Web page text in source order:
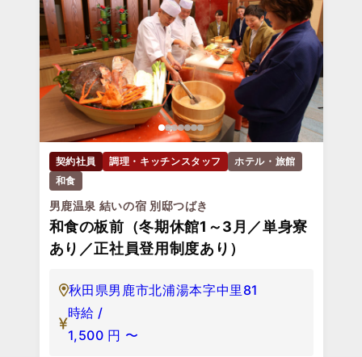
契約社員 調理・キッチンスタッフ
ホテル・旅館
和食
男鹿温泉 結いの宿 別邸つばき
和食の板前（冬期休館1～3月／単身寮
あり／正社員登用制度あり）
秋田県男鹿市北浦湯本字中里81
時給 /
1,500 円 〜